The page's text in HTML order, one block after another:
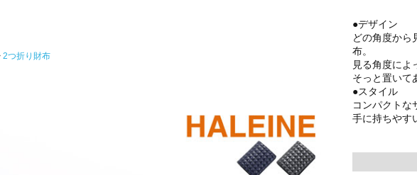
2つ折り財布
●デザイン
どの角度から
布。
見る角度によ
そっと置いて
●スタイル
コンパクトな
手に持ちやす